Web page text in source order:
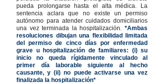
pueda prolongarse hasta el alta médica. La
sentencia aclara que no existe un permiso
autónomo para atender cuidados domiciliarios
una vez terminada la hospitalización. *Ambas
resoluciones dibujan una flexibilidad limitada
del permiso de cinco días por enfermedad
grave u hospitalización de familiares: (i) su
inicio no queda rígidamente vinculado al
primer día laborable siguiente al hecho
causante, y (ii) no puede activarse una vez
finalizada la hospitalización*